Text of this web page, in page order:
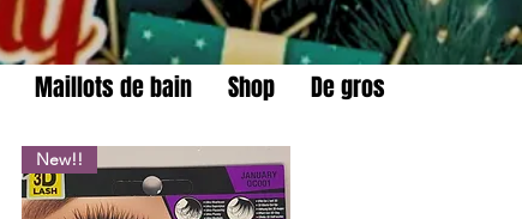
Maillots de bain Shop De gros
New!!